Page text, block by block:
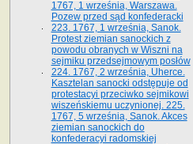
1767, 1 września, Warszawa.
Pozew przed sąd konfederacki
223. 1767, 1 września, Sanok.
Protest ziemian sanockich z
powodu obranych w Wiszni na
sejmiku przedsejmo­wym posłów
224. 1767, 2 września, Uherce.
Kasztelan sanocki odstępuje od
protestacyi przeciwko sejmikowi
wiszeńskiemu uczynionej. 225.
1767, 5 września, Sanok. Akces
ziemian sanockich do
konfederacyi radomskiej